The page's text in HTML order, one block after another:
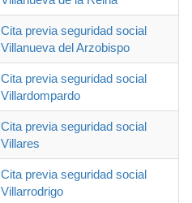
Cita previa seguridad social
Villanueva del Arzobispo
Cita previa seguridad social
Villardompardo
Cita previa seguridad social
Villares
Cita previa seguridad social
Villarrodrigo